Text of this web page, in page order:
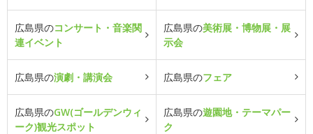
広島県のコンサート・音楽関
連イベント
広島県の美術展・博物展・展
示会
広島県の演劇・講演会 広島県のフェア
広島県のGW(ゴールデンウィ
ーク)観光スポット
広島県の遊園地・テーマパー
ク